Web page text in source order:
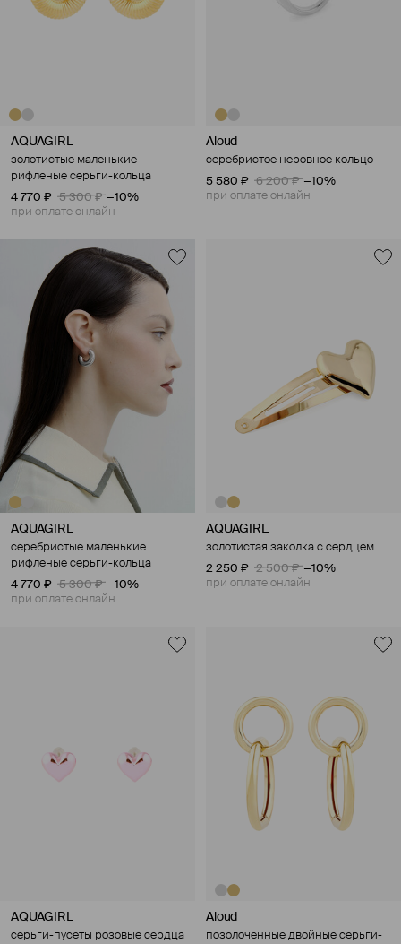
AQUAGIRL
золотистые маленькие
рифленые серьги-кольца
4 770 ₽
5 300 ₽ −10%
при оплате онлайн
Aloud
серебристое неровное кольцо
5 580 ₽
6 200 ₽ −10%
при оплате онлайн
AQUAGIRL
серебристые маленькие
рифленые серьги-кольца
4 770 ₽
5 300 ₽ −10%
при оплате онлайн
AQUAGIRL
золотистая заколка с сердцем
2 250 ₽
2 500 ₽ −10%
при оплате онлайн
AQUAGIRL
серьги-пусеты розовые сердца
Aloud
позолоченные двойные серьги-